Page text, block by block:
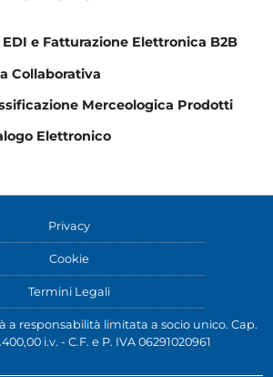
e Fatturazione Elettronica B2B
Collaborativa
Merceologica Prodotti
Elettronico
Privacy
Cookie
Termini Legali
a responsabilità limitata a socio unico. Cap.
i.v. - C.F. e P. IVA 06291020961